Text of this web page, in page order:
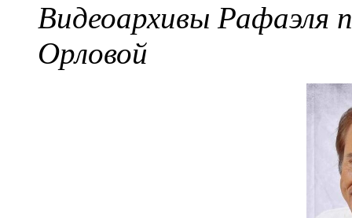
Видеоархивы Рафаэля
Орловой